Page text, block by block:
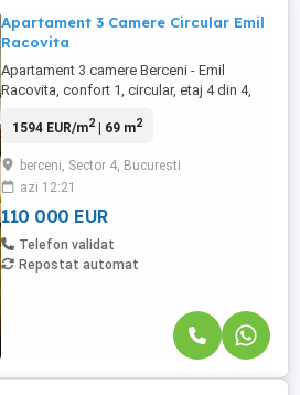
Apartament 3 Camere Circular Emil
Racovita
Apartament 3 camere Berceni - Emil
Racovita, confort 1, circular, etaj 4 din 4,
ferestre cu geam termopan, parchet,
interior, instalatiile electrice si sanitare
sunt noi, apartamentul este izolat de
proprietar pe exterior. ...
1594 EUR/m2| 69 m2
berceni, Sector 4, Bucuresti
azi 12:21
110 000 EUR
Telefon validat
Repostat automat